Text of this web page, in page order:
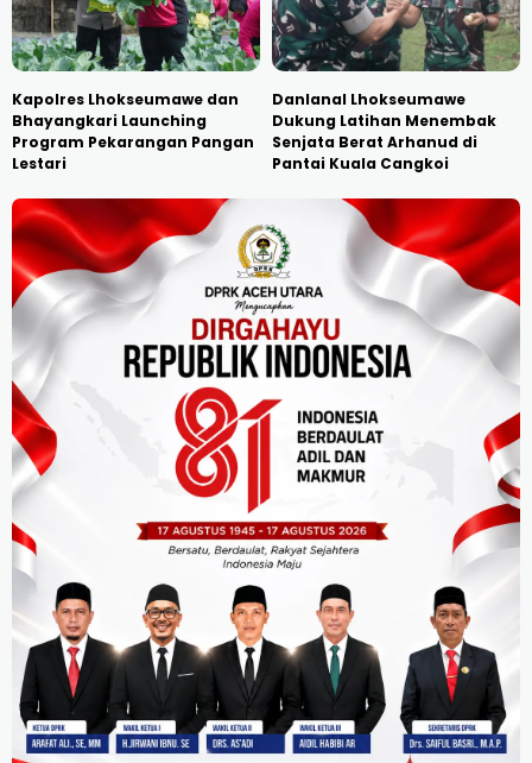
Kapolres Lhokseumawe dan
Bhayangkari Launching
Program Pekarangan Pangan
Lestari
Danlanal Lhokseumawe
Dukung Latihan Menembak
Senjata Berat Arhanud di
Pantai Kuala Cangkoi